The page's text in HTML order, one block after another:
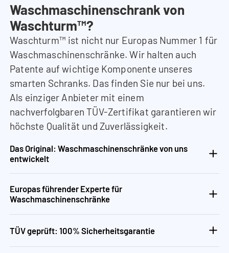
Waschmaschinenschrank von
Waschturm™?
Waschturm™ ist nicht nur Europas Nummer 1 für
Waschmaschinenschränke. Wir halten auch
Patente auf wichtige Komponente unseres
smarten Schranks. Das finden Sie nur bei uns.
Als einziger Anbieter mit einem
nachverfolgbaren TÜV-Zertifikat garantieren wir
höchste Qualität und Zuverlässigkeit.
Das Original: Waschmaschinenschränke von uns
entwickelt
Europas führender Experte für
Waschmaschinenschränke
TÜV geprüft: 100% Sicherheitsgarantie